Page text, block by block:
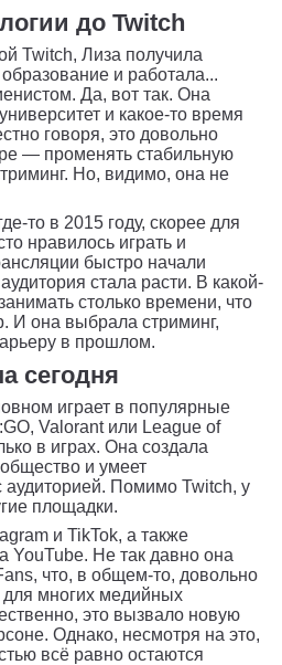
до Twitch
Twitch, Лиза получила
и работала...
Да, вот так. Она
и какое-то время
говоря, это довольно
— променять стабильную
Но, видимо, она не
то в 2015 году, скорее для
нравилось играть и
быстро начали
стала расти. В какой-
столько времени, что
И она выбрала стриминг,
в прошлом.
сегодня
играет в популярные
Valorant или League of
в играх. Она создала
и умеет
аудиторией. Помимо Twitch, у
площадки.
и TikTok, а также
YouTube. Не так давно она
что, в общем-то, довольно
многих медийных
это вызвало новую
Однако, несмотря на это,
всё равно остаются